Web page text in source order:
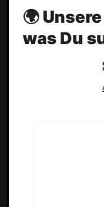
🌍
was Du